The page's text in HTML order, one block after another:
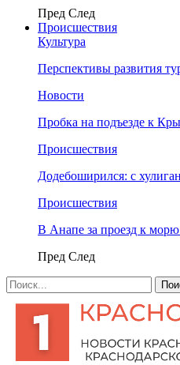
Пред След
Происшествия
Культура
Перспективы развития
Новости
Пробка на подъезде к
Происшествия
Додебоширился: с
Происшествия
В Анапе за проезд к
Пред След